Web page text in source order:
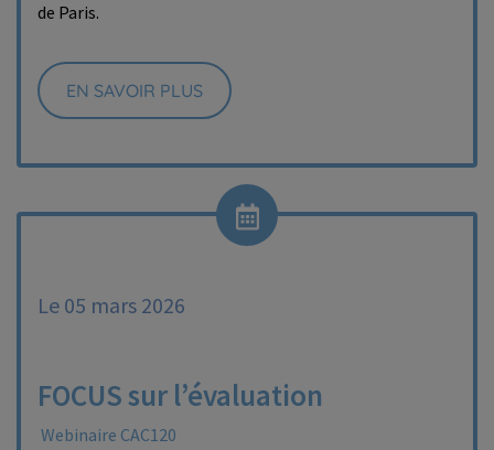
de Paris.
EN SAVOIR PLUS
Le 05 mars 2026
FOCUS sur l’évaluation
Webinaire CAC120